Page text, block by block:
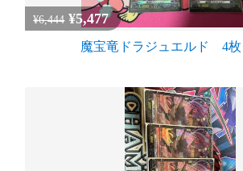
¥6,444 ¥5,477
魔宝竜ドラジュエルド 4